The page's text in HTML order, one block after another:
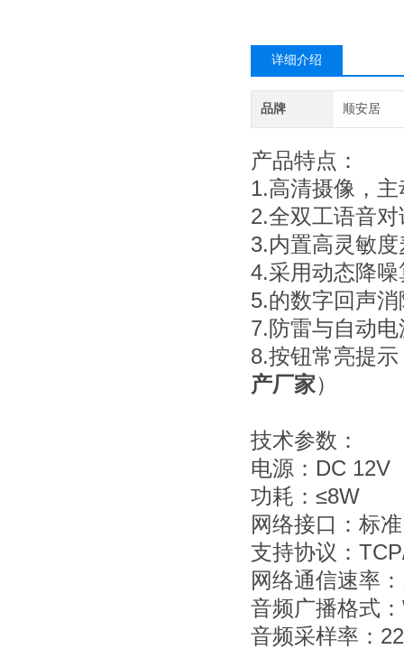
详细介绍
品牌 顺安居
产品特点：
1.高清摄像，
2.全双工语音
3.内置高灵敏
4.采用动态降
5.的数字回声
7.防雷与自动
8.按钮常亮提
产厂家）
技术参数：
电源：DC 12V
功耗：≤8W
网络接口：标
支持协议：
网络通信速率
音频广播格式
音频采样率：